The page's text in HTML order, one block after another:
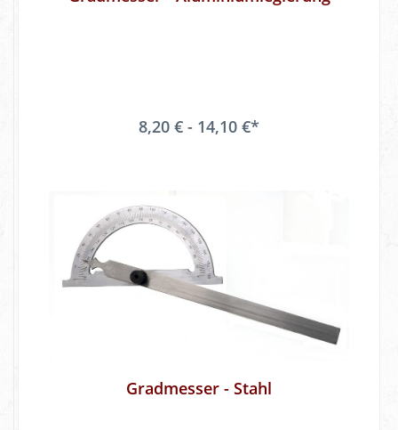
8,20 € - 14,10 €*
Gradmesser - Stahl